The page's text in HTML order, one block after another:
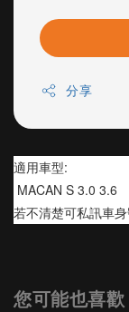
分享
適用車型:
MACAN S 3.0 3.6
若不清楚可私訊車
您可能也喜歡